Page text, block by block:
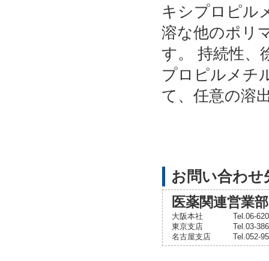
キシプロピル
溶な他のポリ
す。 持続性、
プロピルメチ
て、任意の溶
お問い合わせ
医薬関連営業部
大阪本社
Tel.06-
東京支店
Tel.03-
名古屋支店
Tel.052-